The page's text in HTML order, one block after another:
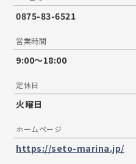
0875-83-6521
営業時間
9:00～18:00
定休日
火曜日
ホームページ
https://seto-marina.jp/